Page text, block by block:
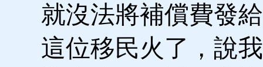
就沒法將補償費發
這位移民火了，說